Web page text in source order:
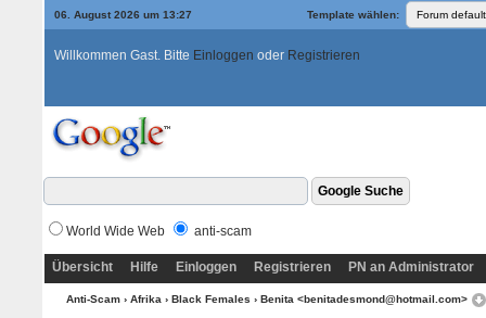
06. August 2026 um 13:27 Template wählen:
Willkommen Gast. Bitte Einloggen oder Registrieren
World Wide Web anti-scam
Übersicht Hilfe Einloggen Registrieren PN an Administrator
Anti-Scam› Afrika › Black Females › Benita <benitadesmond@hotmail.com>